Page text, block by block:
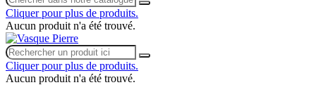
Cliquer pour plus de produits.
Aucun produit n'a été trouvé.
Cliquer pour plus de produits.
Aucun produit n'a été trouvé.